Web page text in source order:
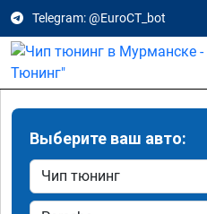
Telegram: @EuroCT_bot
Выберите ваш авто: